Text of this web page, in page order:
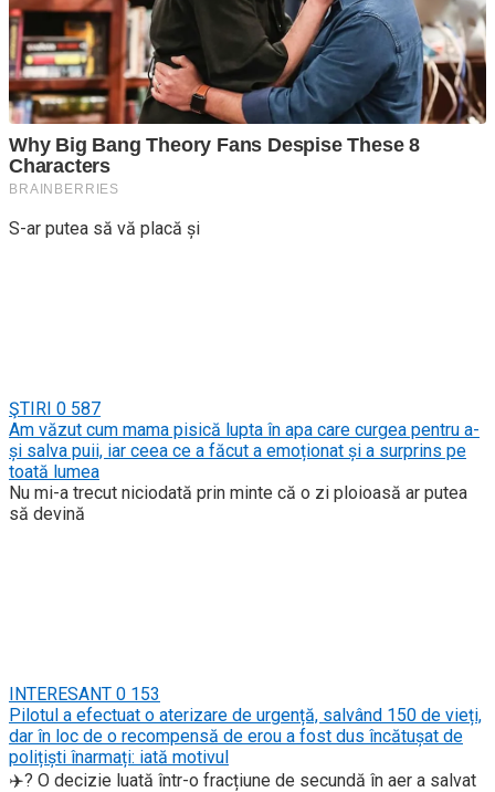
S-ar putea să vă placă și
ŞTIRI 0 587
Am văzut cum mama pisică lupta în apa care curgea pentru a-
și salva puii, iar ceea ce a făcut a emoționat și a surprins pe
toată lumea
Nu mi-a trecut niciodată prin minte că o zi ploioasă ar putea
să devină
INTERESANT 0 153
Pilotul a efectuat o aterizare de urgență, salvând 150 de vieți,
dar în loc de o recompensă de erou a fost dus încătușat de
polițiști înarmați: iată motivul
✈️? O decizie luată într-o fracțiune de secundă în aer a salvat